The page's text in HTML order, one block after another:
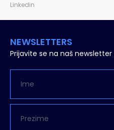
Linkedin
NEWSLETTERS
Prijavite se na naš